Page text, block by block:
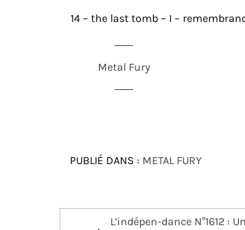
14 – the last tomb – I –
Metal Fury
PUBLIÉ DANS : METAL FURY
Navigation
L’indépen-dance N°1612 :